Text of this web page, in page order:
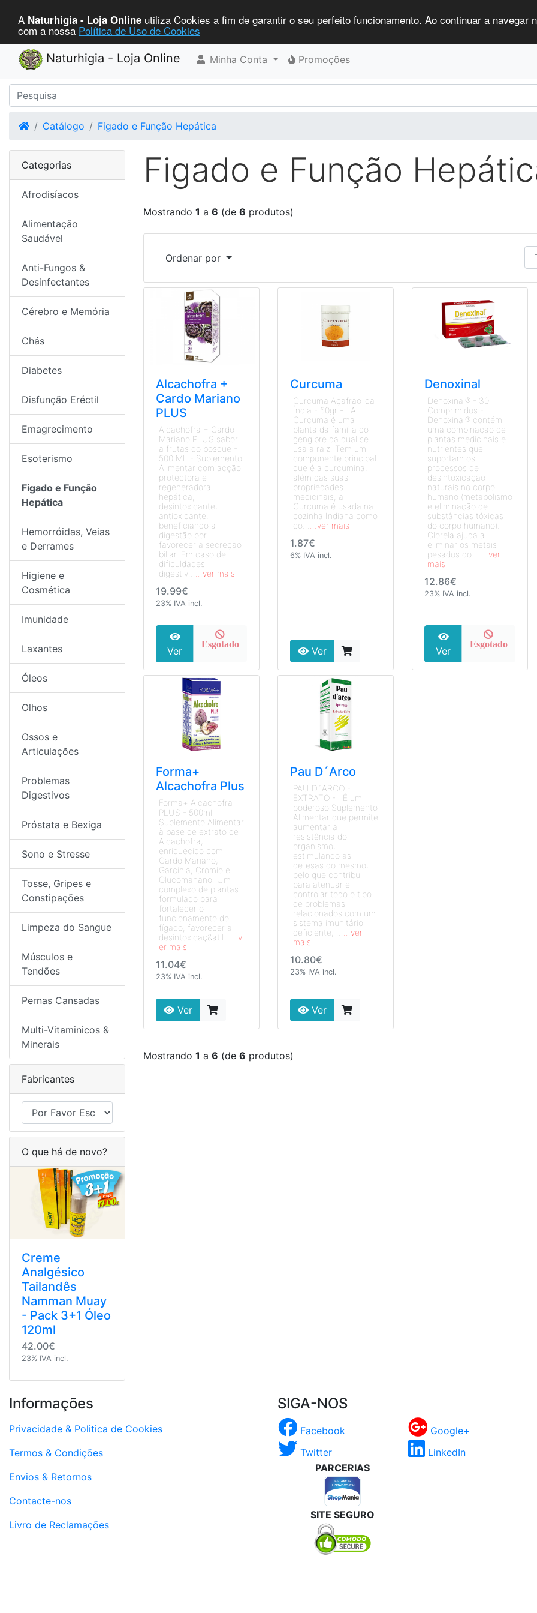
A Naturhigia - Loja Online utiliza Cookies a fim de garantir o seu perfeito funcionamento. Ao continuar a navegar
com a nossa Política de Uso de Cookies
Naturhigia - Loja Online Minha Conta Promoções
HomeCatálogo Figado e Função Hepática
Figado e Função
Mostrando 1 a 6 (de 6 produtos)
Ordenar por
Alcachofra +
Cardo Mariano
PLUS
Alcachofra + Cardo
Mariano PLUS sabor
a frutas do bosque -
500 ML - Suplemento
Alimentar com acção
protectora e
regeneradora
hepática,
desintoxicante,
antioxidante,
beneficiando a
digestão por
favorecer a secreção
biliar. Em caso de
dificuldades
digestiv...
...ver mais
19.99€
23% IVA incl.
Ver
Esgotado
Curcuma
Curcuma Açafrão-da-
Índia - 50gr - A
Curcuma é uma
planta da família do
gengibre da qual se
usa a raiz. Tem um
componente principal
que é a curcumina,
além das suas
propriedades
medicinais, a
Curcuma é usada na
cozinha Indiana como
co...
...ver mais
1.87€
6% IVA incl.
Ver
Denoxinal
Denoxinal® - 30
Comprimidos -
Denoxinal® contém
uma combinação de
plantas medicinais e
nutrientes que
suportam os
processos de
desintoxicação
naturais no corpo
humano (metabolismo
e eliminação de
substâncias tóxicas
do corpo humano).
Clorela ajuda a
eliminar os metais
pesados do ...
...ver
mais
12.86€
23% IVA incl.
Ver
Esgotado
Forma+
Alcachofra Plus
Forma+ Alcachofra
PLUS - 500ml -
Suplemento Alimentar
à base de extrato de
Alcachofra,
enriquecido com
Cardo Mariano,
Garcínia, Crómio e
Glucomanano. Um
complexo de plantas
formulado para
fortalecer o
funcionamento do
fígado, favorecer a
desintoxicaç&atil...
...v
er mais
11.04€
23% IVA incl.
Ver
Pau D´Arco
PAU D´ARCO -
EXTRATO - É um
poderoso Suplemento
Alimentar que permite
aumentar a
resistência do
organismo,
estimulando as
defesas do mesmo,
pelo que contribui
para atenuar e
controlar todo o tipo
de problemas
relacionados com um
sistema imunitário
deficiente, ...
...ver
mais
10.80€
23% IVA incl.
Ver
Mostrando 1 a 6 (de 6 produtos)
Categorias
Afrodisíacos
Alimentação
Saudável
Anti-Fungos &
Desinfectantes
Cérebro e Memória
Chás
Diabetes
Disfunção Eréctil
Emagrecimento
Esoterismo
Figado e Função
Hepática
Hemorróidas, Veias
e Derrames
Higiene e
Cosmética
Imunidade
Laxantes
Óleos
Olhos
Ossos e
Articulações
Problemas
Digestivos
Próstata e Bexiga
Sono e Stresse
Tosse, Gripes e
Constipações
Limpeza do Sangue
Músculos e
Tendões
Pernas Cansadas
Multi-Vitaminicos &
Minerais
Fabricantes
O que há de novo?
Creme
Analgésico
Tailandês
Namman Muay
- Pack 3+1 Óleo
120ml
42.00€
23% IVA incl.
Informações
Privacidade & Politica de Cookies
Termos & Condições
Envios & Retornos
Contacte-nos
Livro de Reclamações
SIGA-NOS
Facebook
Google+
Twitter
LinkedIn
PARCERIAS
SITE SEGURO